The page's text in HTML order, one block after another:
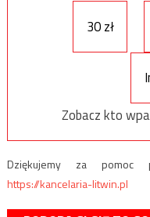
30 zł
Zobacz kto
Dziękujemy za pomoc
https://kancelaria-litwin.pl